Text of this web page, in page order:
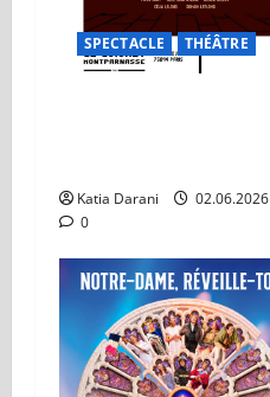
SPECTACLE THÉÂTRE
Katia Darani
02.06.2026
0